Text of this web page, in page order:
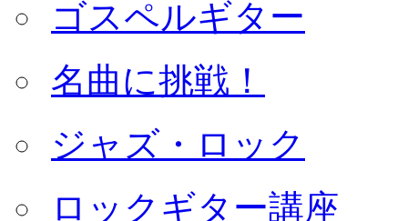
ゴスペルギター
名曲に挑戦！
ジャズ・ロック
ロックギター講座